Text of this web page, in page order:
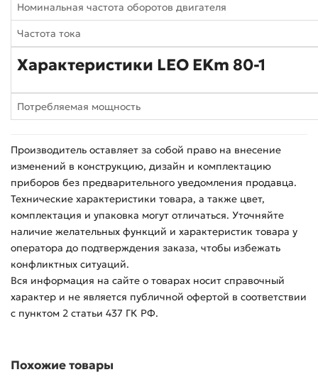
Номинальная частота оборотов двигателя
Частота тока
Характеристики LEO EKm 80-1
Потребляемая мощность
Производитель оставляет за собой право на внесение
изменений в конструкцию, дизайн и комплектацию
приборов без предварительного уведомления продавца.
Технические характеристики товара, а также цвет,
комплектация и упаковка могут отличаться. Уточняйте
наличие желательных функций и характеристик товара у
оператора до подтверждения заказа, чтобы избежать
конфликтных ситуаций.
Вся информация на сайте о товарах носит справочный
характер и не является публичной офертой в соответствии
с пунктом 2 статьи 437 ГК РФ.
Похожие товары